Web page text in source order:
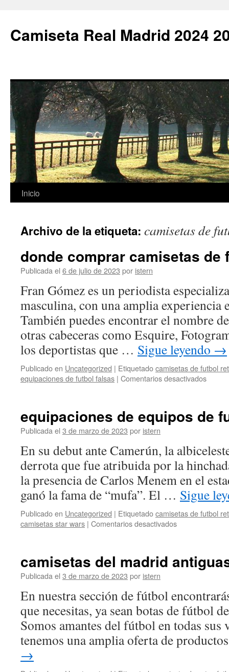
Camiseta Real Madrid 2024
Saltar
contenido
Inicio
Archivo de la etiqueta: camisetas de
donde comprar camisetas de
Publicada el 6 de julio de 2023 por istern
Fran Gómez es un periodista
masculina, con una amplia
También puedes encontrar el nombre
otras cabeceras como Esquire,
los deportistas que … Sigue leyendo →
Publicado en Uncategorized | Etiquetadocamisetas de futbol
equipaciones de futbol falsas | Comentarios desactivadosen
de
equipaciones de equipos de
Publicada el 3 de marzo de 2023 por istern
En su debut ante Camerún, la
derrota que fue atribuida por la
la presencia de Carlos Menem en el
ganó la fama de “mufa”. El … Sigue
Publicado en Uncategorized | Etiquetadocamisetas de futbol
camisetas star wars | Comentarios desactivadosen
de
camisetas del madrid
Publicada el 3 de marzo de 2023 por istern
En nuestra sección de fútbol
que necesitas, ya sean botas de fútbol
Somos amantes del fútbol en todas sus
tenemos una amplia oferta de
→